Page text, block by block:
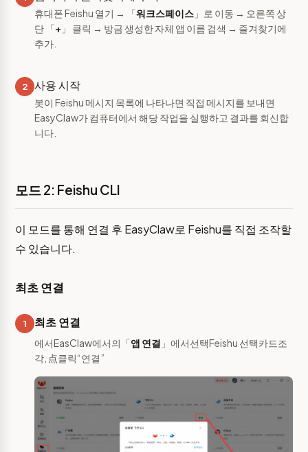
휴대폰 Feishu 열기 → 「워크스페이스 」로 이동 → 오른쪽 상
단 「+ 」 클릭 → 방금 생성한 자체 앱 이름 검색 → 즐겨찾기에
추가.
2 사용 시작
봇이 Feishu 메시지 목록에 나타나면 직접 메시지를 보내면
EasyClaw가 컴퓨터에서 해당 작업을 실행하고 결과를 회신합
니다.
모드 2: Feishu CLI
이 모드를 통해 연결 후 EasyClaw로 Feishu를 직접 조작할
수 있습니다.
최초 연결
1 최초 연결
에서EasClaw에서의「앱 연결 」에서선택Feishu 선택카드조
각, 点클릭“연결”